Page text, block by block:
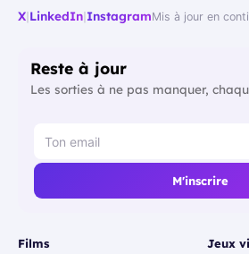
X|LinkedIn|InstagramMis à jour en
Reste à jour
Les sorties à ne pas manquer,
M'inscrire
Films
Jeux